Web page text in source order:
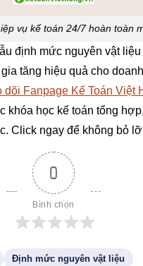
vụ kế toán 24/7 hoàn toàn
định mức nguyên vật
tăng hiệu quả cho
dõi Fanpage Kế Toán Việt
khóa học kế toán tổng
Click ngay để không bỏ
0
Bình chọn
Định mức nguyên vật liệu